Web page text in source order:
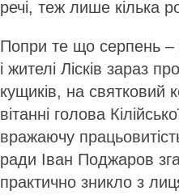
речі, теж лише кілька
Попри те що серпень –
і жителі Лісків зараз
кущиків, на святковий
вітанні голова
вражаючу
ради Іван Поджаров
практично зникло з